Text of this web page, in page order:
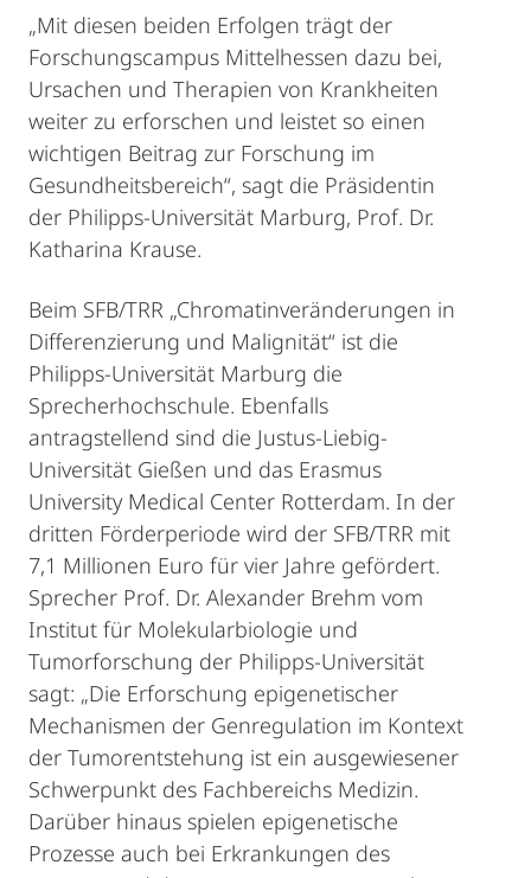
„Mit diesen beiden Erfolgen trägt der
Forschungscampus Mittelhessen dazu bei,
Ursachen und Therapien von Krankheiten
weiter zu erforschen und leistet so einen
wichtigen Beitrag zur Forschung im
Gesundheitsbereich“, sagt die Präsidentin
der Philipps-Universität Marburg, Prof. Dr.
Katharina Krause.
Beim SFB/TRR „Chromatinveränderungen in
Differenzierung und Malignität“ ist die
Philipps-Universität Marburg die
Sprecherhochschule. Ebenfalls
antragstellend sind die Justus-Liebig-
Universität Gießen und das Erasmus
University Medical Center Rotterdam. In der
dritten Förderperiode wird der SFB/TRR mit
7,1 Millionen Euro für vier Jahre gefördert.
Sprecher Prof. Dr. Alexander Brehm vom
Institut für Molekularbiologie und
Tumorforschung der Philipps-Universität
sagt: „Die Erforschung epigenetischer
Mechanismen der Genregulation im Kontext
der Tumorentstehung ist ein ausgewiesener
Schwerpunkt des Fachbereichs Medizin.
Darüber hinaus spielen epigenetische
Prozesse auch bei Erkrankungen des